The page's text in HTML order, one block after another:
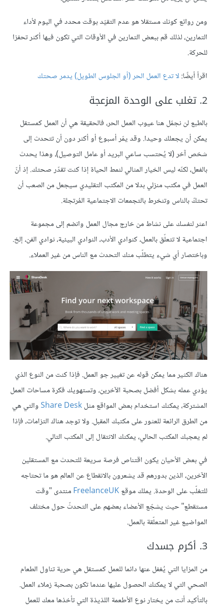
ومن روائع كونك مستقلا هو عدم التقيّد بوقت محدد في اليوم لأداء
التمارين، لذلك قم ببعض التمارين في الأوقات التي تكون فيها أكثر تحفزا
للحركة.
اقرأ أيضًا:لا تدع العمل الحر(أو الجلوس الطويل) يدمر صحتك
2. تغلب على الوحدة المزعجة
بالطبع لن نجمّل هنا عيوب العمل الحر، فالحقيقة هي أن العمل كمستقل
يمكن أن يجعلك وحيدا. وقد يمّر أسبوع أو أكثر دون أن تتحدث إلى
شخص آخر (لا يُحتسب ساعي البريد أو عامل التوصيل)، وهذا يحدث
بالفعل، لكنّه ليس الخيار المثالي لنمط الحياة إذا كنت تقدّر صحتك. إذ أنّ
العمل في مكتب منزلي بدلا من المكتب التقليدي سيجعل من الصعب أن
تحتكّ بالناس وتنخرط بالتجمعات الاجتماعية المُرتجلة.
اعثر لنفسك على نشاط من خارج مجال العمل وانضم إلى مجموعة
اجتماعية لا تتعلّق بالعمل، كنوادي الأدب، النوادي البيئية، نوادي الفن، إلخ.
وباختصار أي شيء يتطلّب منك التحدث مع الناس من غير العملاء.
هناك الكثير مما يمكن قوله عن تغيير جو العمل. فإذا كنت من النوع الذي
يؤدي عمله بشكل أفضل بصحبة الآخرين، وتستهويك فكرة مساحات العمل
المشتركة، يمكنك استخدام بعض المواقع مثلShare Deskوالتي هي
من الطرق الرائعة للعثور على مكتبك المقبل. ولا توجد هناك التزامات، فإذا
لم يعجبك المكتب الحالي، يمكنك الانتقال إلى المكتب التالي.
في بعض الأحيان يكون اقتناص فرصة سريعة للتحدث مع المستقلين
الآخرين، الذين بدورهم قد يشعرون بالانقطاع عن العالم هو ما تحتاجه
للتغلّب على الوحدة. يملك موقعFreelanceUKمنتدى "وقت
مستقطع" حيث يشجّع الأعضاء بعضهم على التحدثّ حول مختلف
المواضيع غير المتعلّقة بالعمل.
3. أكرم جسدك
من المزايا التي يُغفل عنها دائما للعمل كمستقل هي حرية تناول الطعام
الصحي التي لا يمكنك الحصول عليها عندما تكون بصحبة زملاء العمل.
بالتأكيد أنت من يختار نوع الأطعمة اللذيذة التي تأخذها معك للعمل